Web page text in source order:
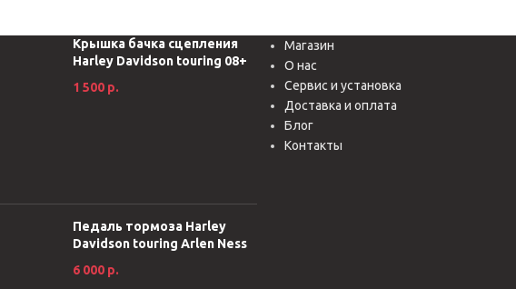
Крышка бачка сцепления
Harley Davidson touring 08+
1 500 р.
Педаль тормоза Harley
Davidson touring Arlen Ness
6 000 р.
Магазин
О нас
Сервис и установка
Доставка и оплата
Блог
Контакты